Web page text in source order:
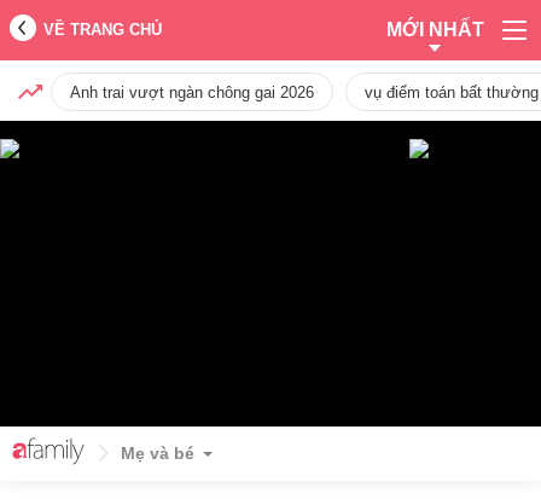
VỀ TRANG CHỦ MỚI NHẤT
Anh trai vượt ngàn chông gai 2026 vụ điểm toán bất
Mẹ và bé